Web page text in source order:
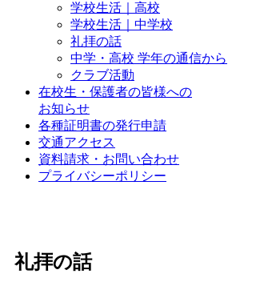
学校生活｜高校
学校生活｜中学校
礼拝の話
中学・高校 学年の通信から
クラブ活動
在校生・保護者の皆様への
お知らせ
各種証明書の発行申請
交通アクセス
資料請求・お問い合わせ
プライバシーポリシー
礼拝の話